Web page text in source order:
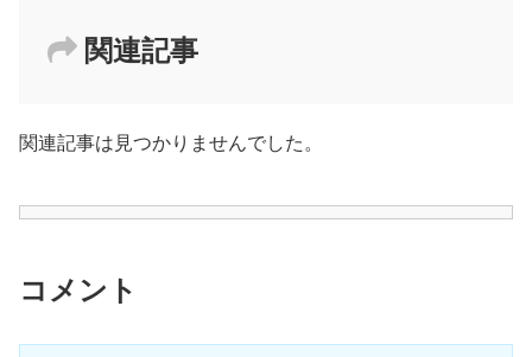
関連記事
関連記事は見つかりませんでした。
コメント